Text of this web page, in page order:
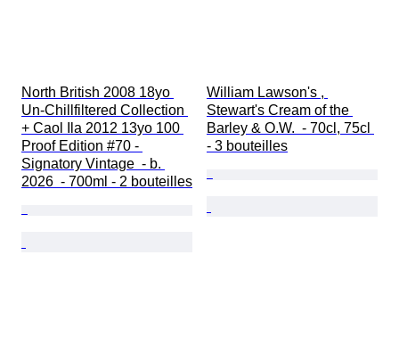
North British 2008 18yo
Un-Chillfiltered Collection
+ Caol Ila 2012 13yo 100
Proof Edition #70 -
Signatory Vintage  - b.
2026  - 700ml - 2 bouteilles
William Lawson's ,
Stewart's Cream of the
Barley & O.W.  - 70cl, 75cl
- 3 bouteilles